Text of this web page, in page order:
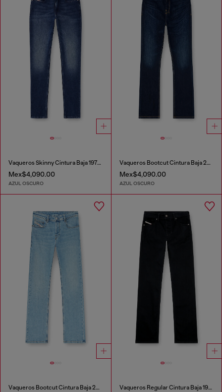
Vaqueros Skinny Cintura Baja 1979 Sleenker
Mex$4,090.00
AZUL OSCURO
Vaqueros Bootcut Cintura Baja 2007 Zatiny
Mex$4,090.00
AZUL OSCURO
Vaqueros Bootcut Cintura Baja 2007 Zatiny Vaqueros Regular Cintura Baja 1985 Larkee